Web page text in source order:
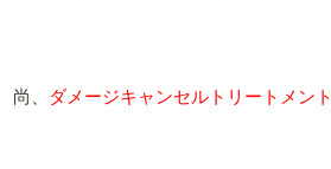
尚、 ダメージキャンセルトリートメント